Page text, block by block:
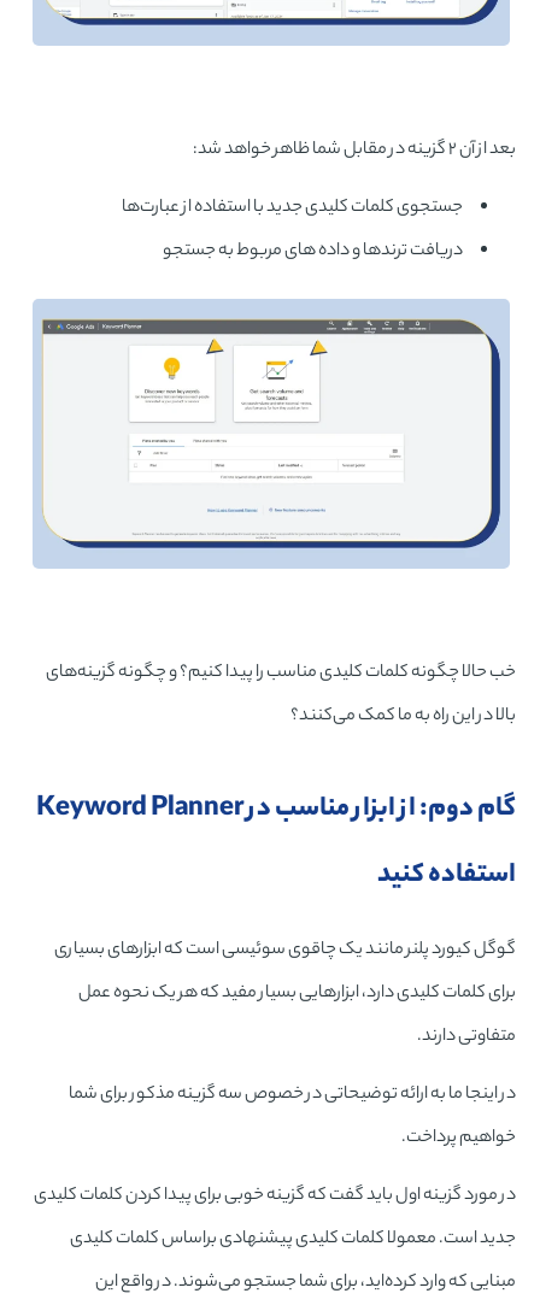
بعد از آن ۲ گزینه در مقابل شما ظاهر خواهد شد:
جستجوی کلمات کلیدی جدید با استفاده از عبارت‌ها
دریافت ترندها و داده های مربوط به جستجو
خب حالا چگونه کلمات کلیدی مناسب را پیدا کنیم؟ و چگونه گزینه‌های
بالا در این راه به ما کمک می‌کنند؟
گام دوم: از ابزار مناسب در Keyword Planner
استفاده کنید
گوگل کیورد پلنر مانند یک چاقوی سوئیسی است که ابزارهای بسیاری
برای کلمات کلیدی دارد، ابزارهایی بسیار مفید که هر یک نحوه عمل
متفاوتی دارند.
در اینجا ما به ارائه توضیحاتی در خصوص سه گزینه مذکور برای شما
خواهیم پرداخت.
در مورد گزینه اول باید گفت که گزینه خوبی برای پیدا کردن کلمات کلیدی
جدید است. معمولا کلمات کلیدی پیشنهادی براساس کلمات کلیدی
مبنایی که وارد کرده‌اید، برای شما جستجو می‌شوند. در واقع این